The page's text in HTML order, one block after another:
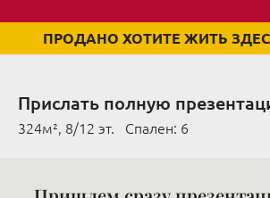
ПРОДАНО ХОТИТЕ ЖИТЬ
Прислать полную
324м², 8/12 эт. Cпален: 6